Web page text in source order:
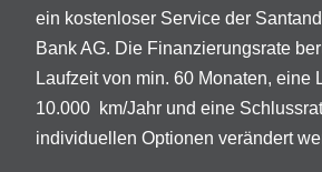
ein kostenloser Service der
Bank AG. Die Finanzierungsrate
Laufzeit von min. 60 Monaten, eine
10.000 km/Jahr und eine
individuellen Optionen verändert